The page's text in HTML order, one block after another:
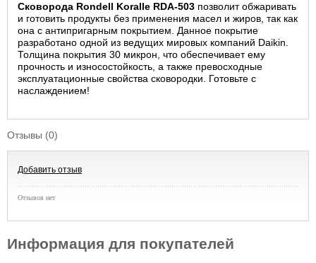
Сковорода Rondell Koralle RDA-503 позволит обжаривать
и готовить продукты без применения масел и жиров, так как
она с антипригарным покрытием. Данное покрытие
разработано одной из ведущих мировых компаний Daikin.
Толщина покрытия 30 микрон, что обеспечивает ему
прочность и износостойкость, а также превосходные
эксплуатационные свойства сковородки. Готовьте с
наслаждением!
Отзывы (0)
Добавить отзыв
Отзывов нет
Информация для покупателей